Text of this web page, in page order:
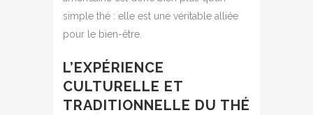
simple thé : elle est une véritable alliée
pour le bien-être.
L’EXPÉRIENCE
CULTURELLE ET
TRADITIONNELLE DU THÉ